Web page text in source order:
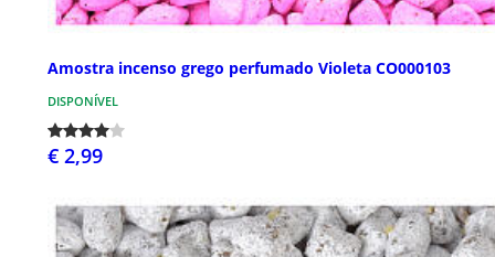
Amostra incenso grego perfumado Violeta CO000103
DISPONÍVEL
€ 2,99